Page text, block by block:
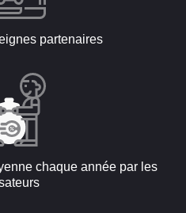
partenaires
chaque année par les